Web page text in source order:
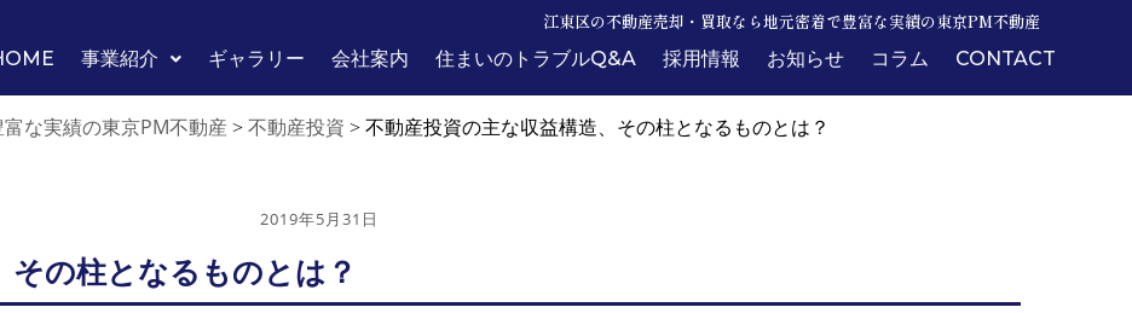
江東区の不動産売却・買取なら地元密着で豊富な実績の東京PM不動産
事業紹介 ギャラリー 会社案内 住まいのトラブルQ&A 採用情報 お知らせ コラム CONTACT
な実績の東京PM不動産 > 不動産投資 > 不動産投資の主な収益構造、その柱となるものとは？
2019年5月31日
その柱となるものとは？